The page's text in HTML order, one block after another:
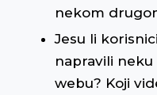
nekom
Jesu li
napravili
webu? Koji